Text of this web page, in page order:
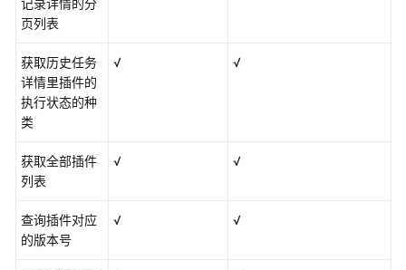
AOM
1.0
数
AOM
访
问
记录详情的分
页列表
获取历史任务
详情里插件的
执行状态的种
类
√ √
获取全部插件
列表
√ √
查询插件对应
的版本号
√ √